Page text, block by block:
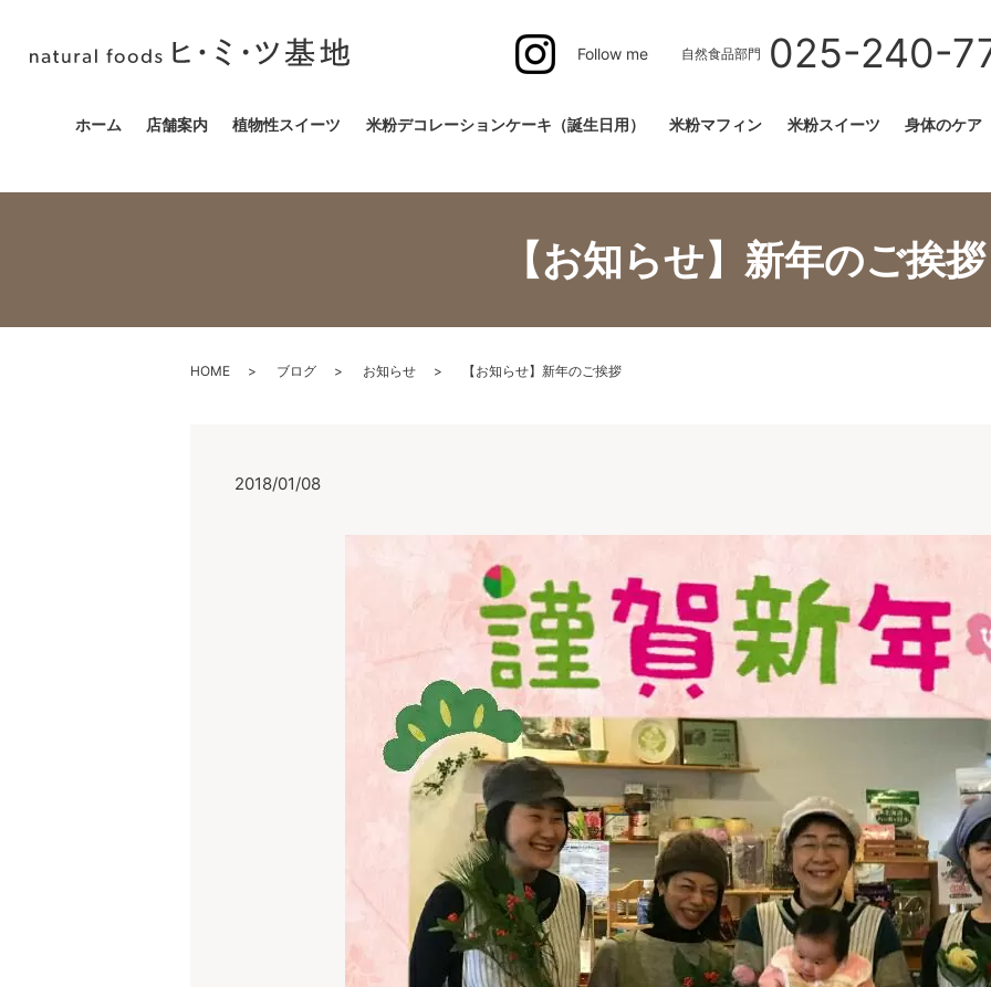
Follow me 自然食品部門 025-240-
ホーム 店舗案内 植物性スイーツ 米粉デコレーションケーキ（誕生日用） 米粉マフィン 米粉スイーツ 身体のケア
【お知らせ】新年のご挨拶
HOME ブログ お知らせ 【お知らせ】新年のご挨拶
2018/01/08